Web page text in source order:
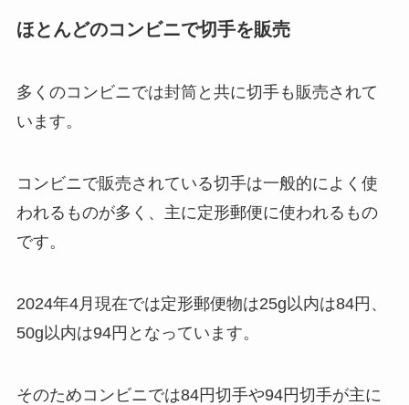
ほとんどのコンビニで切手を販売
多くのコンビニでは封筒と共に切手も販売されて
います。
コンビニで販売されている切手は一般的によく使
われるものが多く、主に定形郵便に使われるもの
です。
2024年4月現在では定形郵便物は25g以内は84円、
50g以内は94円となっています。
そのためコンビニでは84円切手や94円切手が主に